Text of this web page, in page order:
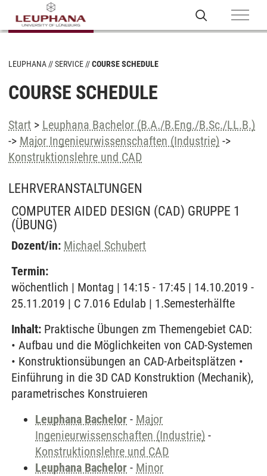
LEUPHANA SERVICE COURSE SCHEDULE
COURSE SCHEDULE
Start > Leuphana Bachelor (B.A./B.Eng./B.Sc./LL.B.)
-> Major Ingenieurwissenschaften (Industrie) ->
Konstruktionslehre und CAD
LEHRVERANSTALTUNGEN
COMPUTER AIDED DESIGN (CAD) GRUPPE 1
(ÜBUNG)
Dozent/in: Michael Schubert
Termin:
wöchentlich | Montag | 14:15 - 17:45 | 14.10.2019 -
25.11.2019 | C 7.016 Edulab | 1.Semesterhälfte
Inhalt: Praktische Übungen zm Themengebiet CAD:
• Aufbau und die Möglichkeiten von CAD-Systemen
• Konstruktionsübungen an CAD-Arbeitsplätzen •
Einführung in die 3D CAD Konstruktion (Mechanik),
parametrisches Konstruieren
Leuphana Bachelor - Major
Ingenieurwissenschaften (Industrie) -
Konstruktionslehre und CAD
Leuphana Bachelor - Minor